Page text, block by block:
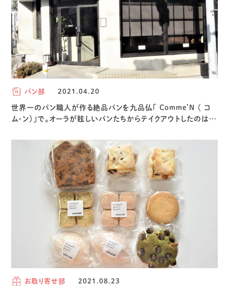
パン部 2021.04.20
世界一のパン職人が作る絶品パンを九品仏「 Comme’N （ コ
ム・ン）」で。オーラが眩しいパンたちからテイクアウトしたのは…
お取り寄せ部 2021.08.23